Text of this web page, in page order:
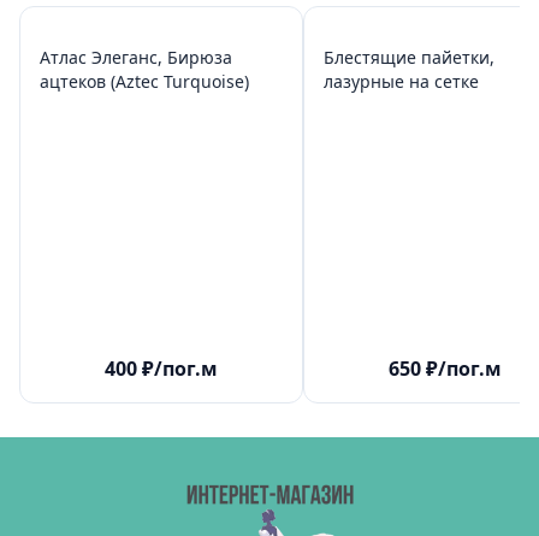
Атлас Элеганс, Бирюза
ацтеков (Aztec Turquoise)
400₽/пог.м
Блестящие пайетки,
лазурные на сетке
650₽/пог.м